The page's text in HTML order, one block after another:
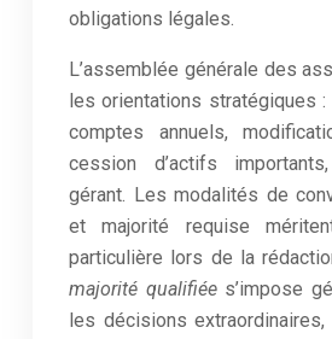
obligations légales.
L’assemblée générale des
les orientations stratégiques :
comptes annuels,
cession d’actifs
gérant. Les modalités de
et majorité requise
particulière lors de la
majorité qualifiées’impose
les décisions extraordinaires,